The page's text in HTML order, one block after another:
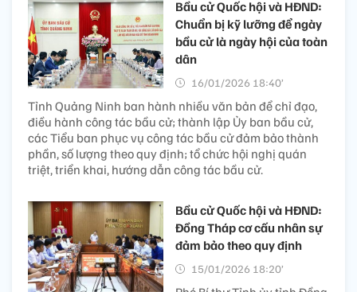
Bầu cử Quốc hội và HĐND:
Chuẩn bị kỹ lưỡng để ngày
bầu cử là ngày hội của toàn
dân
16/01/2026 18:40’
Tỉnh Quảng Ninh ban hành nhiều văn bản để chỉ đạo,
điều hành công tác bầu cử; thành lập Ủy ban bầu cử,
các Tiểu ban phục vụ công tác bầu cử đảm bảo thành
phần, số lượng theo quy định; tổ chức hội nghị quán
triệt, triển khai, hướng dẫn công tác bầu cử.
Bầu cử Quốc hội và HĐND:
Đồng Tháp cơ cấu nhân sự
đảm bảo theo quy định
15/01/2026 18:20’